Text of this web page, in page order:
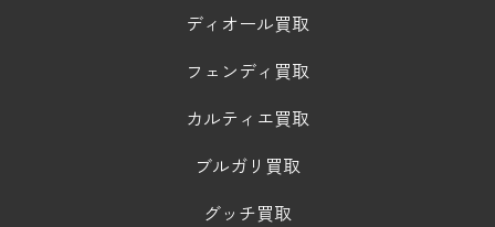
ディオール買取
フェンディ買取
カルティエ買取
ブルガリ買取
グッチ買取